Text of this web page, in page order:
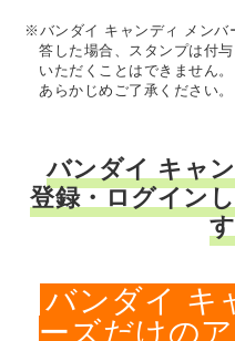
※バンダイ キャンディ メンバ
答した場合、スタンプは付
いただくことはできません。
あらかじめご了承ください。
バンダイ キャ
登録・ログイン
バンダイ キ
ーズだけの